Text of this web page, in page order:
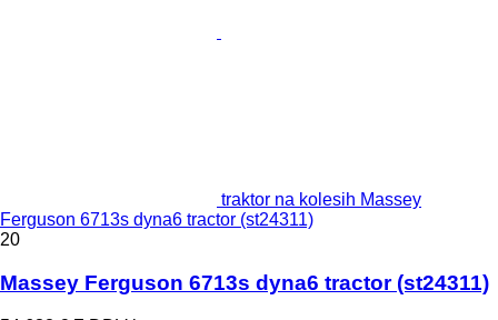
traktor na kolesih Massey
Ferguson 6713s dyna6 tractor (st24311)
20
Massey Ferguson 6713s dyna6 tractor (st24311)